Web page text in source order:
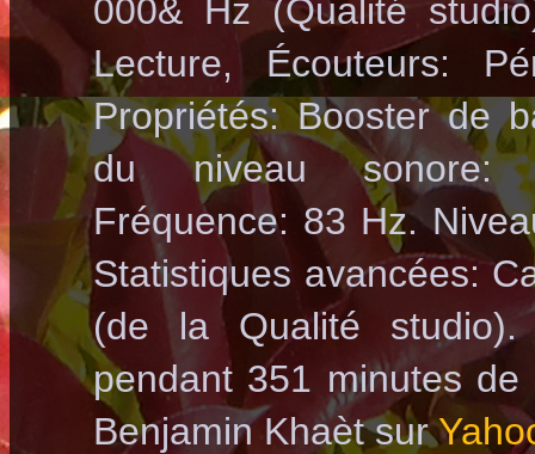
000& Hz (Qualité
Lecture, Écouteurs:
Propriétés: Booster de
du niveau sonore:
Fréquence: 83 Hz.
Statistiques avancées:
(de la Qualité
pendant 351 minutes
Benjamin Khaèt sur